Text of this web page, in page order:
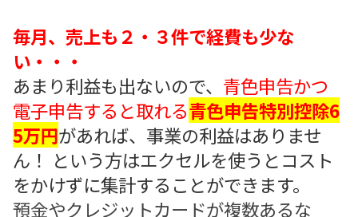
毎月、売上も２・３件で経費も少な
い・・・
あまり利益も出ないので、 青色申告かつ
電子申告すると取れる青色申告特別控除6
5万円があれば、事業の利益はありませ
ん！ という方はエクセルを使うとコスト
をかけずに集計することができます。
預金やクレジットカードが複数あるな